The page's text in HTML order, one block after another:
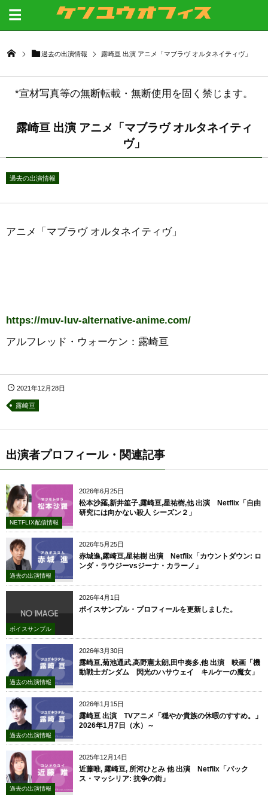
過去の出演情報 露崎亘 出演 アニメ「マブラヴ オルタネイティヴ」
*宣材写真等の無断転載・無断使用を固く禁じます。
露崎亘 出演 アニメ「マブラヴ オルタネイティ
ヴ」
過去の出演情報
アニメ「マブラヴ オルタネイティヴ」
https://muv-luv-alternative-anime.com/
アルフレッド・ウォーケン：露崎亘
2021年12月28日
露崎亘
出演者プロフィール・関連記事
2026年6月25日
NETFLIX配信情報
松本沙羅,新井笙子,露崎亘,星祐樹,他 出演 Netflix「自由
研究には向かない殺人 シーズン２」
2026年5月25日
過去の出演情報
赤城進,露崎亘,星祐樹 出演 Netflix「カウントダウン: ロ
ンダ・ラウジーvsジーナ・カラーノ」
2026年4月1日
ボイスサンプル
ボイスサンプル・プロフィールを更新しました。
2026年3月30日
過去の出演情報
露崎亘,菊池通武,高野憲太朗,田中奏多,他 出演 映画「機
動戦士ガンダム 閃光のハサウェイ キルケーの魔女」
2026年1月15日
過去の出演情報
露崎亘 出演 TVアニメ「穏やか貴族の休暇のすすめ。」
2026年1月7日（水）～
2025年12月14日
過去の出演情報
近藤唯, 露崎亘, 所河ひとみ 他 出演 Netflix「パック
ス・マッシリア: 抗争の街」